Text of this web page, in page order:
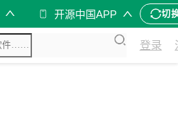
开源中国APP 切
登录